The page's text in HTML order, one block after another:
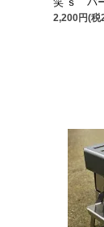
2,200円(税